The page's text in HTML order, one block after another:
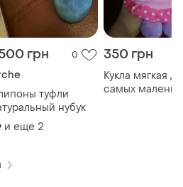
грн 0
туфли
нубук
и еще 2
350 грн
Кукла мягкая
самых